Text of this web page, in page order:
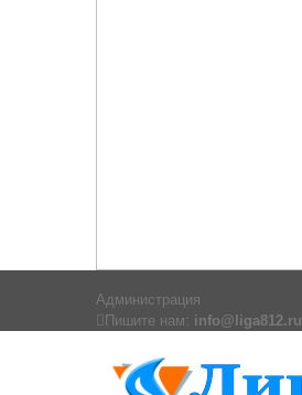
Администрация
Пишите нам: info@liga812.ru